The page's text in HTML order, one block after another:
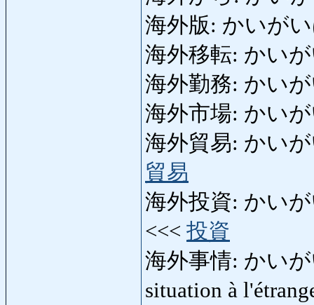
海外版: かいが
海外移転: かい
海外勤務: かい
海外市場: かい
海外貿易: かいが
貿易
海外投資: かいが
<<< 投資
海外事情: かいが
situation à